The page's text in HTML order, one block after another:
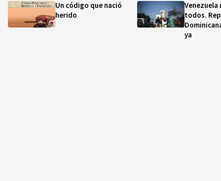
Un código que nació
herido
Venezuela
todos.
ya